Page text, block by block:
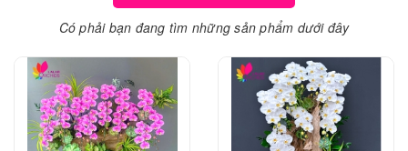
Có phải bạn đang tìm những sản phẩm dưới đây